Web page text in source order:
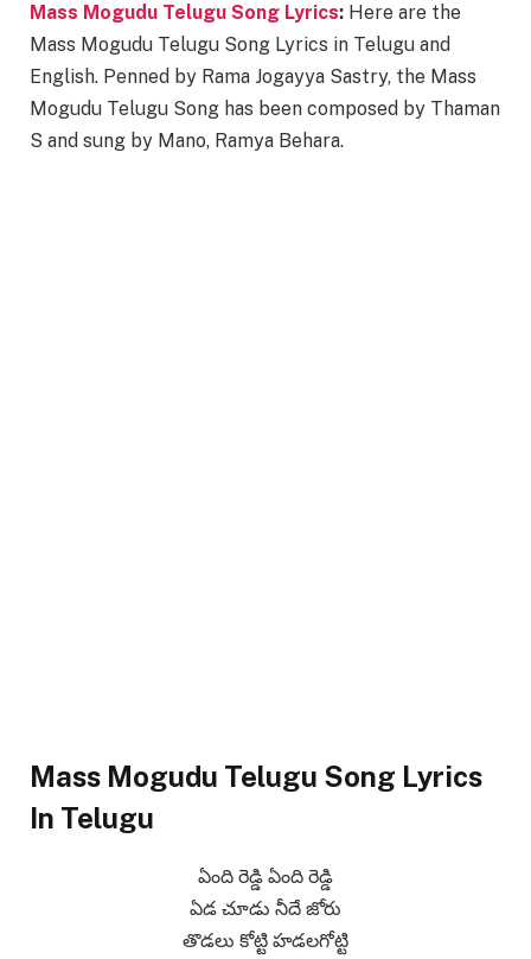
Mass Mogudu Telugu Song Lyrics: Here are the
Mass Mogudu Telugu Song Lyrics in Telugu and
English. Penned by Rama Jogayya Sastry, the Mass
Mogudu Telugu Song has been composed by Thaman
S and sung by Mano, Ramya Behara.
Mass Mogudu Telugu Song Lyrics
In Telugu
ఏంది రెడ్డి ఏంది రెడ్డి
ఏడ చూడు నీదే జోరు
తొడలు కోట్టి హడలగోట్టి